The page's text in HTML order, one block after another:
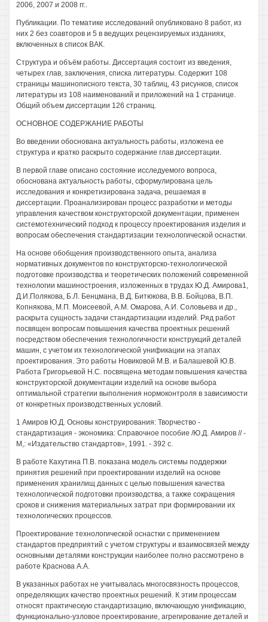
2006, 2007 и 2008 гг..
Публикации. По тематике исследований опубликовано 8 работ, из
них 2 без соавторов и 5 в ведущих рецензируемых изданиях,
включенных в список ВАК.
Структура и объём работы. Диссертация состоит из введения,
четырех глав, заключения, списка литературы. Содержит 108
страницы машинописного текста, 30 таблиц, 43 рисунков, список
литературы из 108 наименований и приложений на 1 странице.
Общий объем диссертации 126 страниц.
ОСНОВНОЕ СОДЕРЖАНИЕ РАБОТЫ
Во введении обоснована актуальность работы, изложена ее
структура и кратко раскрыто содержание глав диссертации.
В первой главе описано состояние исследуемого вопроса,
обоснована актуальность работы, сформулирована цель
исследования и конкретизирована задача, решаемая в
диссертации. Проанализирован процесс разработки и методы
управления качеством конструкторской документации, применен
системотехнический подход к процессу проектирования изделия и
вопросам обеспечения стандартизации технологической оснастки.
На основе обобщения производственного опыта, анализа
нормативных документов по конструкторско-технологической
подготовке производства и теоретических положений современной
технологии машиностроения, изложенных в трудах Ю.Д. Амирова1,
Д.И.Полякова, Б.Л. Бенцмана, В.Д. Битюкова, В.В. Бойцова, В.П.
Копнякова, М.П. Моисеевой, A.M. Омарова, А.И. Соловьева и др.,
раскрыта сущность задачи стандартизации изделий. Ряд работ
посвящен вопросам повышения качества проектных решений
посредством обеспечения технологичности конструкций деталей
машин, с учетом их технологической унификации на этапах
проектирования. Это работы Новиковой М.В. и Балашевой Ю.В.
Работа Григорьевой Н.С. посвящена методам повышения качества
конструкторской документации изделий на основе выбора
оптимальной стратегии выполнения нормоконтроля в зависимости
от конкретных производственных условий.
1 Амиров Ю.Д. Основы конструирования: Творчество -
стандартизация - экономика: Справочное пособие /Ю.Д. Амиров // -
М,: «Издательство стандартов», 1991. - 392 с.
В работе Кахутина П.В. показана модель системы поддержки
принятия решений при проектировании изделий на основе
применения хранилищ данных с целью повышения качества
технологической подготовки производства, а также сокращения
сроков и снижения материальных затрат при формировании их
технологических процессов.
Проектирование технологической оснастки с применением
стандартов предприятий с учетом структуры и взаимосвязей между
основными деталями конструкции наиболее полно рассмотрено в
работе Краснова A.A.
В указанных работах не учитывалась многосвязность процессов,
определяющих качество проектных решений. К этим процессам
относят практическую стандартизацию, включающую унификацию,
функционально-узловое проектирование, агрегирование деталей и